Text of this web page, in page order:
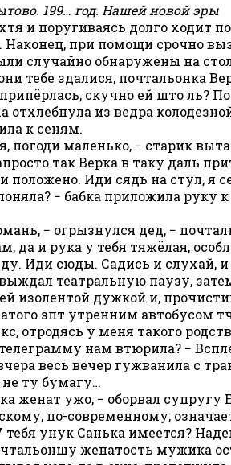
199… год. Нашей новой эры
и поругиваясь долго ходит
при помощи срочно
случайно обнаружены на
тебе здалися, почтальонка
скучно ей што ль?
отхлебнула из ведра
к сеням.
погоди маленько, − старик
так Верка в таку даль
положено. Иди сядь на стул, я
− бабка приложила руку
− огрызнулся дед, −
да и рука у тебя тяжёлая,
Иди сюды. Садись и слухай, и
театральную паузу,
изолентой дужкой и,
зпт утренним автобусом
отродясь у меня такого
нам втюрила? −
весь вечер гужванила с
ту бумагу…
женат ужо, − оборвал супругу
по-современному,
тебя унук Санька имеется?
женатость мужика